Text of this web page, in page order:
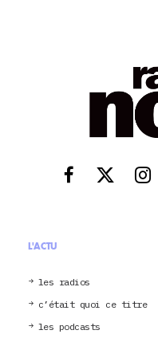
L'ACTU
les radios
c’était quoi ce titre
les podcasts